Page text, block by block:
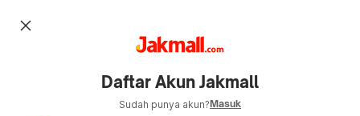
close
Daftar Akun Jakmall
Sudah punya akun?Masuk